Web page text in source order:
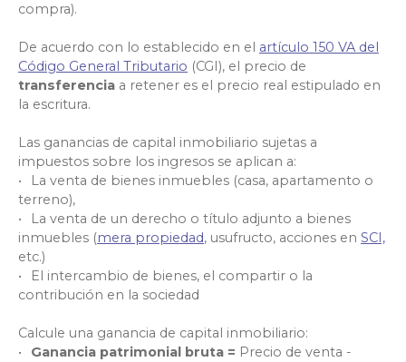
compra).
De acuerdo con lo establecido en el artículo 150 VA del
Código General Tributario (CGI), el precio de
transferencia a retener es el precio real estipulado en
la escritura.
Las ganancias de capital inmobiliario sujetas a
impuestos sobre los ingresos se aplican a:
La venta de bienes inmuebles (casa, apartamento o
terreno),
La venta de un derecho o título adjunto a bienes
inmuebles (mera propiedad, usufructo, acciones en SCI,
etc.)
El intercambio de bienes, el compartir o la
contribución en la sociedad
Calcule una ganancia de capital inmobiliario:
Ganancia patrimonial bruta = Precio de venta -